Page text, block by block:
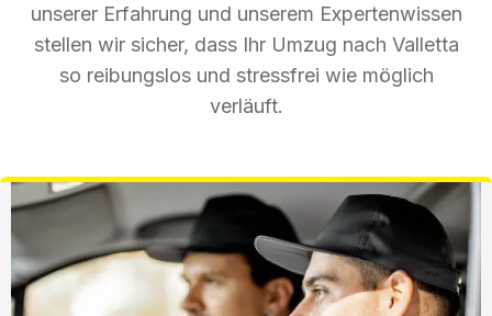
unserer Erfahrung und unserem Expertenwissen
stellen wir sicher, dass Ihr Umzug nach Valletta
so reibungslos und stressfrei wie möglich
verläuft.